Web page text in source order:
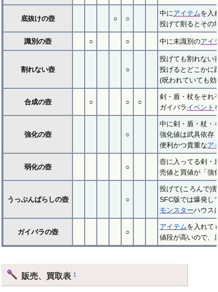
底抜けの壺 ○ ○
中にアイテムを入
投げて割るとその
識別の壺 ○ ○ 中に未識別のアイ
割れない壺 ○
投げても割れない
投げるとどこかに
(呪われていても
合成の壺 ○ ○ ○
剣・盾・杖をそれ
ガイバライベント
強化の壺 ○
中に剣・盾・杖・
強化値は武具依存
便利かつ貴重なア
弱化の壺 ○
壺に入ってる剣・
売値と買値が「強
うっぷんばらしの壺 ○
投げて(ころんで)
SFC版では爆発し
モンスターハウス
ガイバラの壺 ○
アイテムを入れて
値段が高いので、
販売、買取表†